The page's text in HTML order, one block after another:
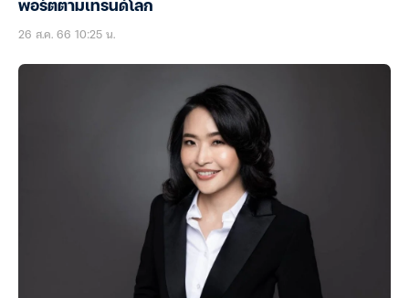
พอร์ตตามเทรนด์โลก
26 ส.ค. 66 10:25 น.